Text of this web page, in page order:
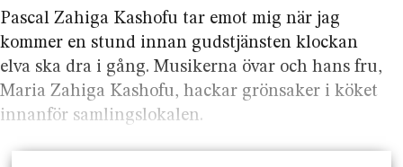
Pascal Zahiga Kashofu tar emot mig när jag
kommer en stund innan gudstjänsten klockan
elva ska dra i gång. Musikerna övar och hans fru,
Maria Zahiga Kashofu, hackar grönsaker i köket
innanför samlingslokalen.